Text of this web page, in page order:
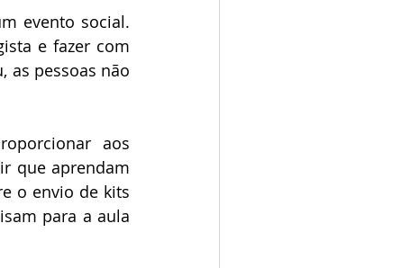
evento social.
e fazer com
as pessoas não
aos
que aprendam
o envio de kits
para a aula